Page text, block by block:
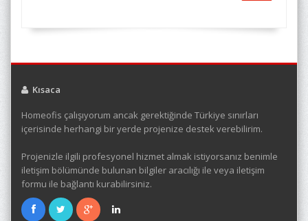
Kısaca
Homeofis çalışıyorum ancak gerektiğinde Türkiye sınırları
içerisinde herhangi bir yerde projenize destek verebilirim.
Projenizle ilgili profesyonel hizmet almak istiyorsanız benimle
iletişim bölümünde bulunan bilgiler aracılığı ile veya iletişim
formu ile bağlantı kurabilirsiniz.